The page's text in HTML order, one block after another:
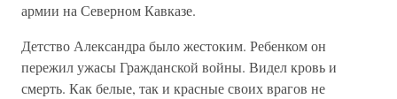
армии на Северном Кавказе.
Детство Александра было жестоким. Ребенком он
пережил ужасы Гражданской войны. Видел кровь и
смерть. Как белые, так и красные своих врагов не